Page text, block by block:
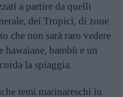
a partire da quelli
dei Tropici, di zone
che non sarà raro vedere
hawaiane, bambù e un
la spiaggia.
temi marinareschi in